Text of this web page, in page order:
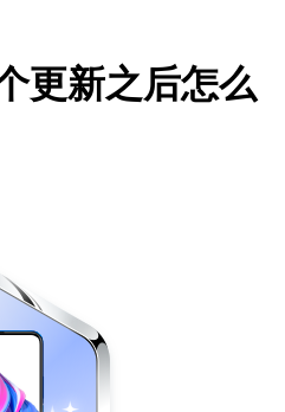
更新之后怎么